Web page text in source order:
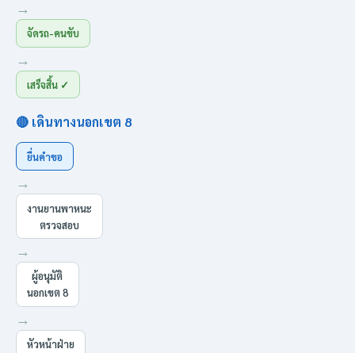
→
จัดรถ-คนขับ
→
เสร็จสิ้น ✓
🔴 เดินทางนอกเขต 8
ยื่นคำขอ
→
งานยานพาหนะ
ตรวจสอบ
→
ผู้อนุมัติ
นอกเขต 8
→
หัวหน้าฝ่าย